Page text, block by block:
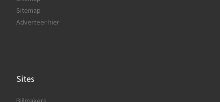
Sitemap
Adverteer hier
Sites